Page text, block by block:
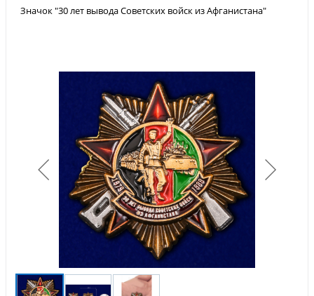
Значок "30 лет вывода Советских войск из Афганистана"